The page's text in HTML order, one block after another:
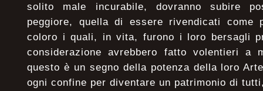
solito male incurabile, dovranno subire
peggiore, quella di essere rivendicati come
coloro i quali, in vita, furono i loro bersagli
considerazione avrebbero fatto volentieri a
questo è un segno della potenza della loro
ogni confine per diventare un patrimonio di